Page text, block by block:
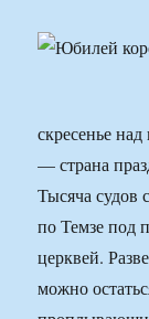
скресенье
— страна
Тысяча судов
по Темзе под
церквей.
можно